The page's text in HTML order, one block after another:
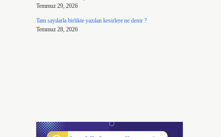
Temmuz 29, 2026
Tam sayılarla birlikte yazılan kesirlere ne denir ?
Temmuz 28, 2026